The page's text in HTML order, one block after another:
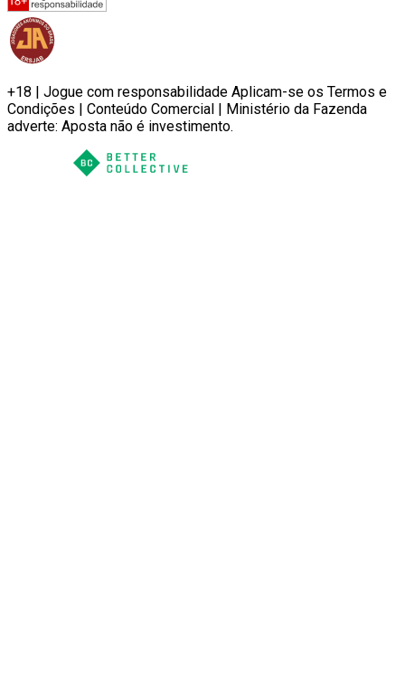
+18 | Jogue com responsabilidade Aplicam-se os Termos e
Condições | Conteúdo Comercial | Ministério da Fazenda
adverte: Aposta não é investimento.